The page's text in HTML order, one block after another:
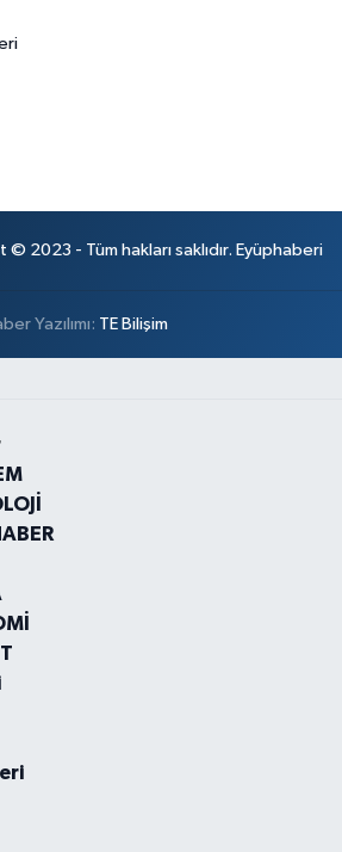
2023 - Tüm hakları saklıdır. Eyüphaberi
Yazılımı: TE Bilişim